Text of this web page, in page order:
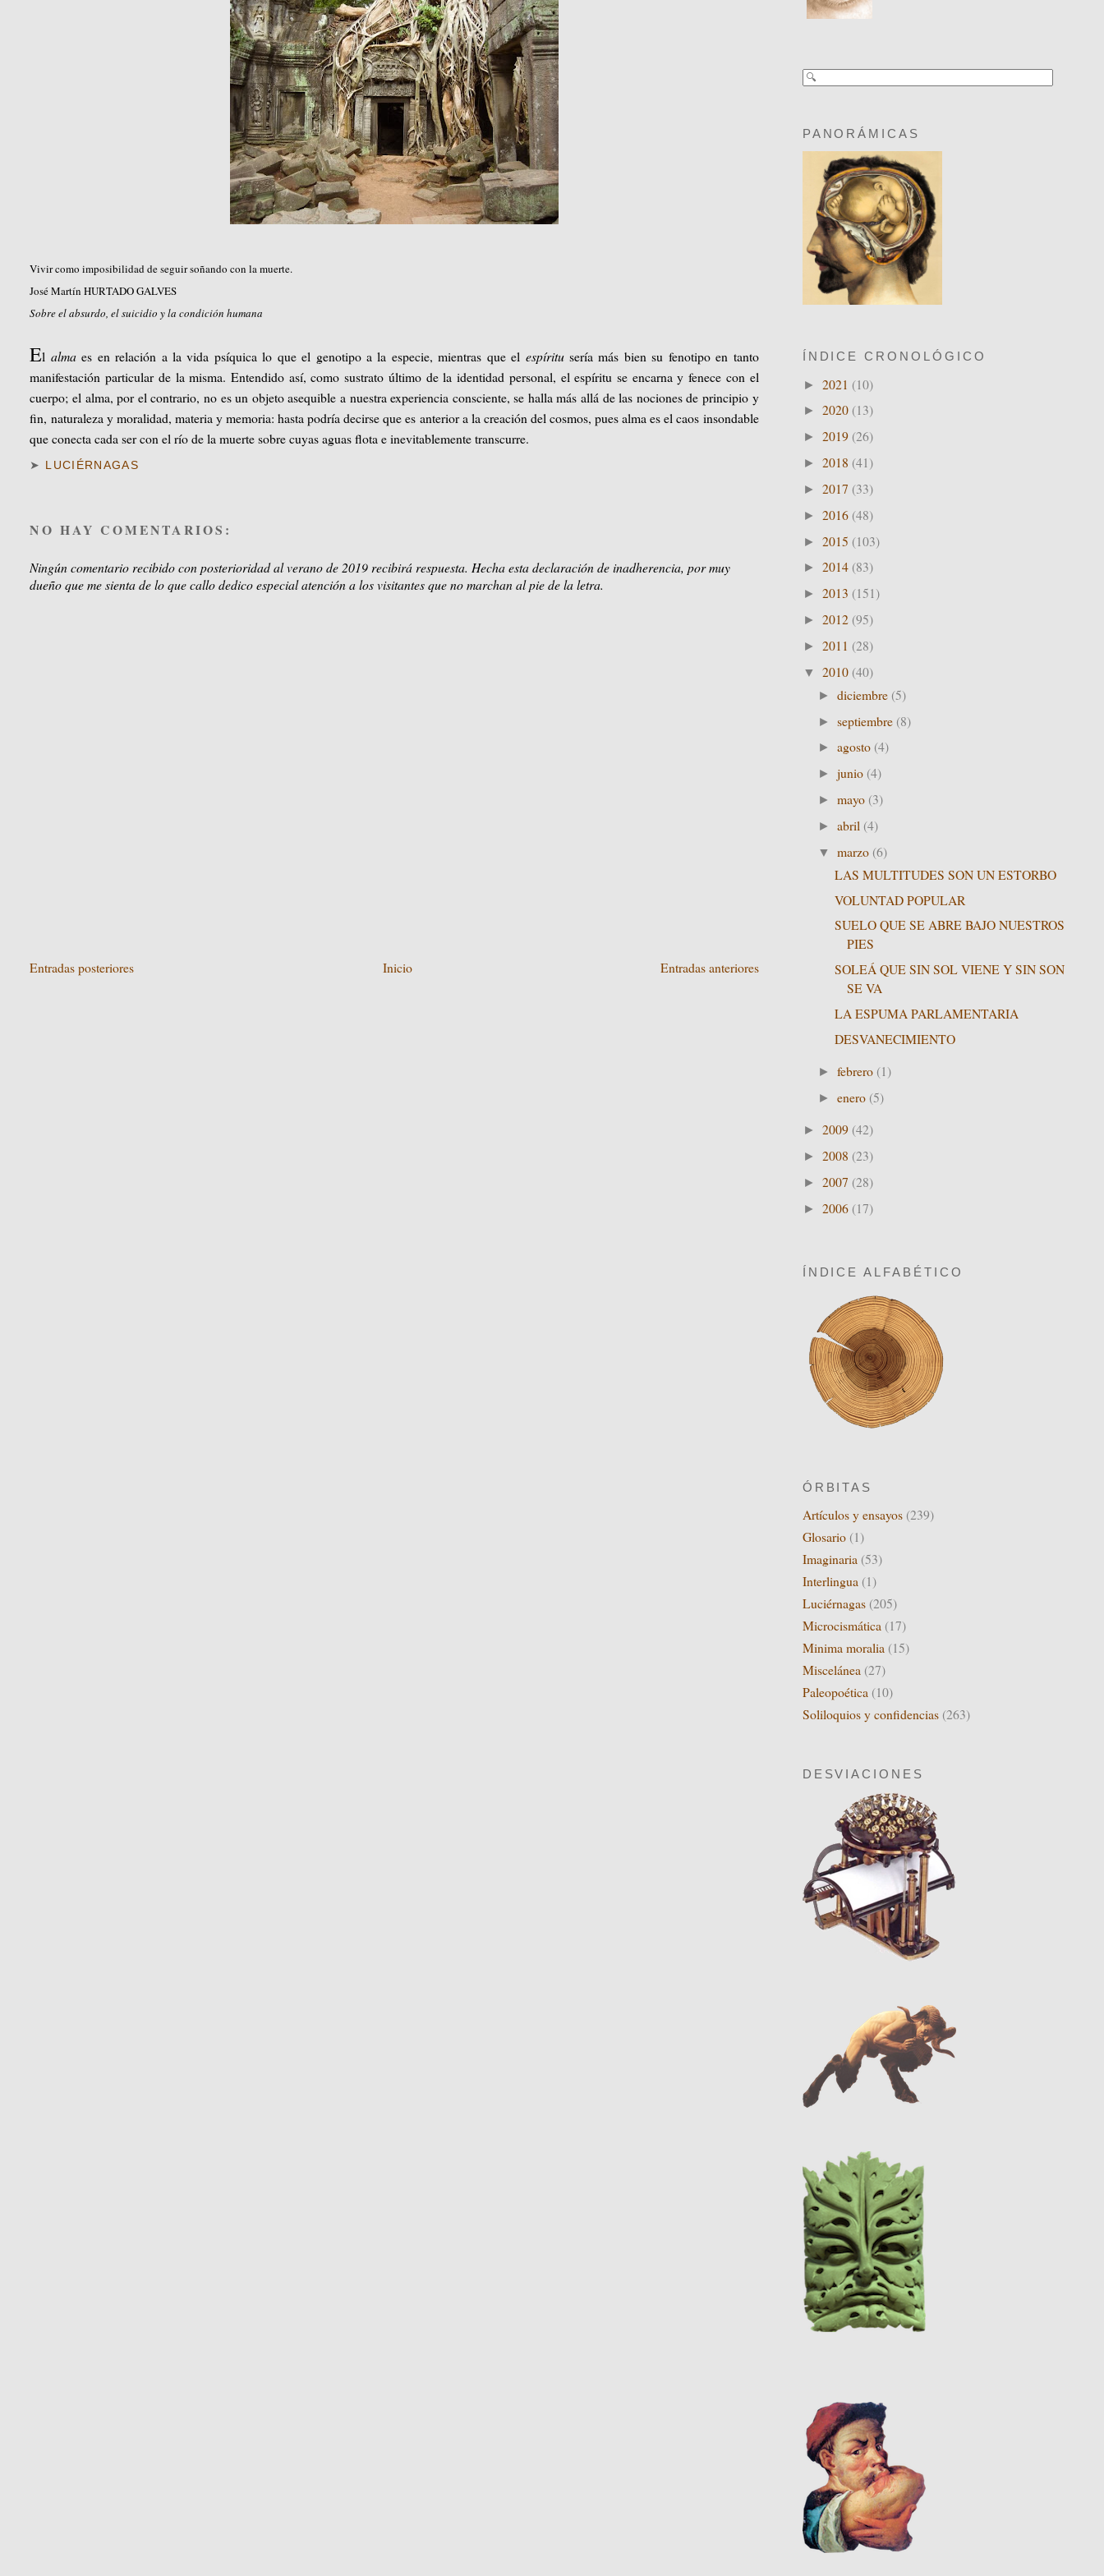
Vivir como imposibilidad de seguir soñando con la muerte.
José Martín HURTADO GALVES
Sobre el absurdo, el suicidio y la condición humana
El almaes en relación a la vida psíquica lo que el genotipo a la especie, mientras que el espíritusería más bien su fenotipo en tanto
manifestación particular de la misma. Entendido así, como sustrato último de la identidad personal, el espíritu se encarna y fenece con el
cuerpo; el alma, por el contrario, no es un objeto asequible a nuestra experiencia consciente, se halla más allá de las nociones de principio y
fin, naturaleza y moralidad, materia y memoria: hasta podría decirse que es anterior a la creación del cosmos, pues alma es el caos insondable
que conecta cada ser con el río de la muerte sobre cuyas aguas flota e inevitablemente transcurre.
➤ LUCIÉRNAGAS
NO HAY COMENTARIOS:
Ningún comentario recibido con posterioridad al verano de 2019 recibirá respuesta. Hecha esta declaración de inadherencia, por muy
dueño que me sienta de lo que callo dedico especial atención a los visitantes que no marchan al pie de la letra.
Entradas posteriores Entradas anteriores
Inicio
PANORÁMICAS
ÍNDICE CRONOLÓGICO
► 2021 (10)
► 2020 (13)
► 2019 (26)
► 2018 (41)
► 2017 (33)
► 2016 (48)
► 2015 (103)
► 2014 (83)
► 2013 (151)
► 2012 (95)
► 2011 (28)
▼ 2010 (40)
►diciembre (5)
►septiembre (8)
►agosto (4)
►junio (4)
►mayo (3)
►abril (4)
▼marzo (6)
LAS MULTITUDES SON UN ESTORBO
VOLUNTAD POPULAR
SUELO QUE SE ABRE BAJO NUESTROS
PIES
SOLEÁ QUE SIN SOL VIENE Y SIN SON
SE VA
LA ESPUMA PARLAMENTARIA
DESVANECIMIENTO
►febrero (1)
►enero (5)
► 2009 (42)
► 2008 (23)
► 2007 (28)
► 2006 (17)
ÍNDICE ALFABÉTICO
ÓRBITAS
Artículos y ensayos (239)
Glosario (1)
Imaginaria (53)
Interlingua (1)
Luciérnagas (205)
Microcismática (17)
Minima moralia (15)
Miscelánea (27)
Paleopoética (10)
Soliloquios y confidencias (263)
DESVIACIONES